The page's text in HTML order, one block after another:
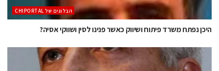
הבלוגים של CHIPORTAL
היכן נפתח משרד פיתוח ושיווק כאשר פנינו לסין ושווקי אסיה?